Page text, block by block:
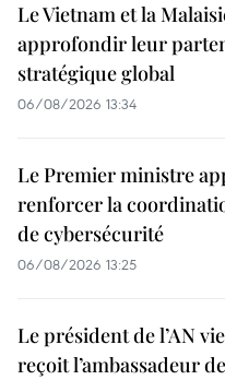
Le Vietnam et la
approfondir leur
stratégique global
06/08/2026 13:34
Le Premier ministre
renforcer la
de cybersécurité
06/08/2026 13:25
Le président de l’AN
reçoit l’ambassadeur